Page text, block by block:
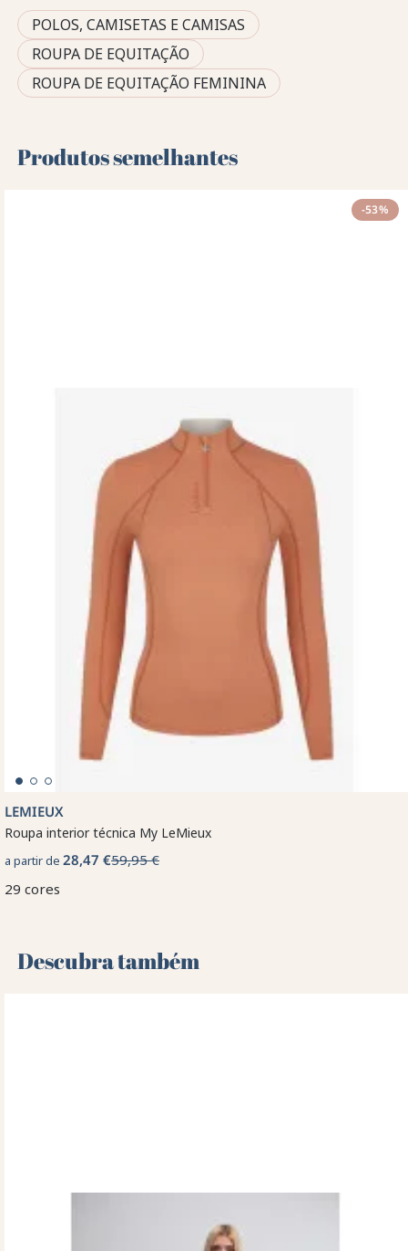
POLOS, CAMISETAS E CAMISAS
ROUPA DE EQUITAÇÃO
ROUPA DE EQUITAÇÃO FEMININA
Produtos semelhantes
-53%
LEMIEUX
Roupa interior técnica My LeMieux
a partir de 28,47 €59,95 €
29 cores
Descubra também 🌻